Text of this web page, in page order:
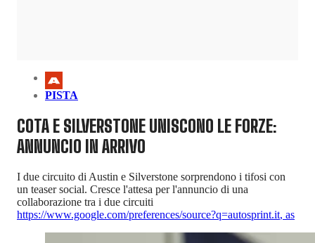
PISTA
COTA E SILVERSTONE UNISCONO LE FORZE:
ANNUNCIO IN ARRIVO
I due circuito di Austin e Silverstone sorprendono i tifosi con
un teaser social. Cresce l'attesa per l'annuncio di una
collaborazione tra i due circuiti
https://www.google.com/preferences/source?q=autosprint.it, as